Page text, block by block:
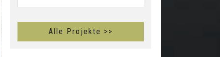
Alle Projekte >>